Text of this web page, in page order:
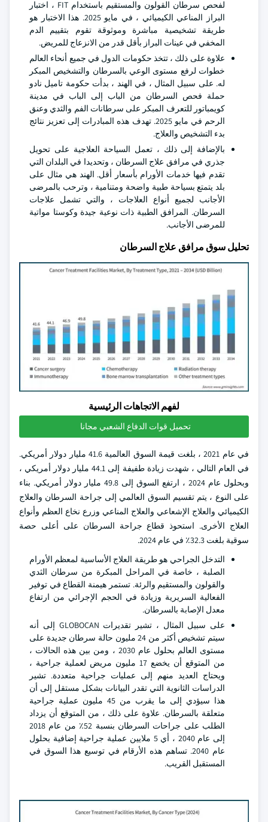
لفحص سرطان القولون والمستقيم باستخدام FIT ، اختبار
البراز المناعي الكيميائي ، في مايو 2025. هذا الاختبار هو
طريقة تشخيصية مباشرة وموثوقة تقوم بتقييم الدم
المخفي في عينات البراز بأقل قدر من الانزعاج للمريض.
علاوة على ذلك ، تتخذ حكومات الدول في جميع أنحاء العالم
خطوات لرفع مستوى الوعي بالسرطان والتشخيص المبكر
له. على سبيل المثال ، في الهند ، بدأت حكومة تاميل نادو
حملة فحص السرطان من الباب إلى الباب في مدينة
كويمباتور للتعرف المبكر على سرطانات الفم والثدي وعنق
الرحم في مايو 2025. تهدف هذه المبادرات إلى تعزيز نتائج
بدء التشخيص والعلاج.
بالإضافة إلى ذلك ، تعمل السياحة العلاجية على تحويل
جذري في مرافق علاج السرطان ، وتحديدا في البلدان التي
تقدم فيها خدمات الأورام بأسعار أقل. الهند هي مثال على
بلد يتمتع بسياحة طبية واضحة ومتنامية ، وترحب بالمرضى
الأجانب لجميع أنواع العلاجات ، والتي تشمل علاجات
السرطان. المرافق الطبية ذات نوعية جيدة وكوستا مواتية
للمرضى الأجانب.
تحليل سوق مرافق علاج السرطان
لفهم الاتجاهات الرئيسية
تحميل قوات الدفاع الشعبي مجانا
في عام 2021 ، بلغت قيمة السوق العالمية 41.6 مليار دولار أمريكي.
في العام التالي ، شهدت زيادة طفيفة إلى 44.1 مليار دولار أمريكي ،
وبحلول عام 2024 ، ارتفع السوق إلى 49.8 مليار دولار أمريكي. بناء
على النوع ، يتم تقسيم السوق العالمي إلى جراحة السرطان والعلاج
الكيميائي والعلاج الإشعاعي والعلاج المناعي وزرع نخاع العظم وأنواع
العلاج الأخرى. استحوذ قطاع جراحة السرطان على أعلى حصة
سوقية بلغت 32.3٪ في عام 2024.
التدخل الجراحي هو طريقة العلاج الأساسية لمعظم الأورام
الصلبة ، خاصة في المراحل المبكرة من سرطان الثدي
والقولون والمستقيم والرئة. تستمر هيمنة القطاع في توفير
الفعالية السريرية وزيادة في الحجم الإجرائي من ارتفاع
معدل الإصابة بالسرطان.
على سبيل المثال ، تشير تقديرات GLOBOCAN إلى أنه
سيتم تشخيص أكثر من 24 مليون حالة سرطان جديدة على
مستوى العالم بحلول عام 2030 ، ومن بين هذه الحالات ،
من المتوقع أن يخضع 17 مليون مريض لعملية جراحية ،
ويحتاج العديد منهم إلى عمليات جراحية متعددة. تشير
الدراسات الثانوية التي تقدر البيانات بشكل مستقل إلى أن
هذا سيؤدي إلى ما يقرب من 45 مليون عملية جراحية
متعلقة بالسرطان. علاوة على ذلك ، من المتوقع أن يزداد
الطلب على جراحات السرطان بنسبة 52٪ من عام 2018
إلى عام 2040 ، أي 5 ملايين عملية جراحية إضافية بحلول
عام 2040. تساهم هذه الأرقام في توسيع هذا السوق في
المستقبل القريب.